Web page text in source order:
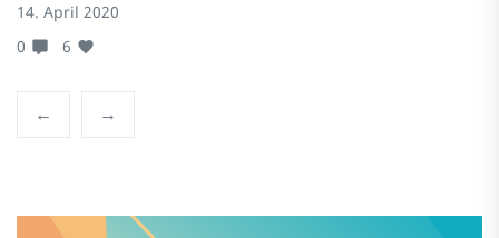
14. April 2020
0
6
← →